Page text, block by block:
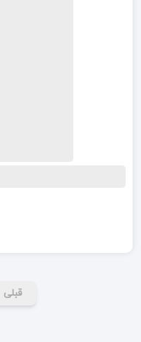
قبلی